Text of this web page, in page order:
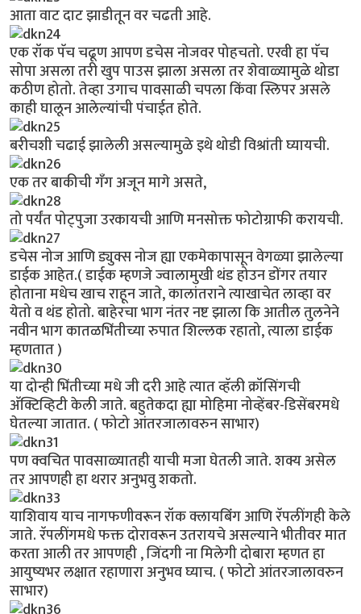
आता वाट दाट झाडीतून वर चढती आहे.
एक रॉक पॅच चढूण आपण डचेस नोजवर पोहचतो. एरवी हा पॅच
सोपा असला तरी खुप पाउस झाला असला तर शेवाळ्यामुळे थोडा
कठीण होतो. तेव्हा उगाच पावसाळी चपला किंवा स्लिपर असले
काही घालून आलेल्यांची पंचाईत होते.
बरीचशी चढाई झालेली असल्यामुळे इथे थोडी विश्रांती घ्यायची.
एक तर बाकीची गँग अजून मागे असते,
तो पर्यंत पोट्पुजा उरकायची आणि मनसोक्त फोटोग्राफी करायची.
डचेस नोज आणि ड्युक्स नोज ह्या एकमेकापासून वेगळ्या झालेल्या
डाईक आहेत.( डाईक म्हणजे ज्वालामुखी थंड होउन डोंगर तयार
होताना मधेच खाच राहून जाते, कालांतराने त्याखाचेत लाव्हा वर
येतो व थंड होतो. बाहेरचा भाग नंतर नष्ट झाला कि आतील तुलनेने
नवीन भाग कातळभिंतीच्या रुपात शिल्लक रहातो, त्याला डाईक
म्हणतात )
या दोन्ही भिंतीच्या मधे जी दरी आहे त्यात व्हॅली क्रॉसिंगची
अ‍ॅक्टिव्हिटी केली जाते. बहुतेकदा ह्या मोहिमा नोव्हेंबर-डिसेंबरमधे
घेतल्या जातात. ( फोटो आंतरजालावरुन साभार)
पण क्वचित पावसाळ्यातही याची मजा घेतली जाते. शक्य असेल
तर आपणही हा थरार अनुभवु शकतो.
याशिवाय याच नागफणीवरून रॉक क्लायबिंंग आणि रॅपलींगही केले
जाते. रॅपलींगमधे फक्त दोरावरून उतरायचे असल्याने भीतीवर मात
करता आली तर आपणही , जिंदगी ना मिलेगी दोबारा म्हणत हा
आयुष्यभर लक्षात रहाणारा अनुभव घ्याच. ( फोटो आंतरजालावरुन
साभार)